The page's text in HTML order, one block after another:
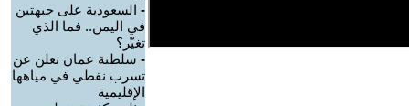
- السعودية على جبهتين
في اليمن.. فما الذي
تغيّر؟
- سلطنة عمان تعلن عن
تسرب نفطي في مياهها
الإقليمية